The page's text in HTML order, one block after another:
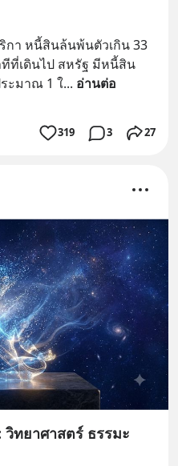
กา หนี้สินล้นพ้นตัวเกิน 33
ที่เดินไป สหรัฐ มีหนี้สิน
ระมาณ 1 ใ... อ่านต่อ
319 3 27
วิทยาศาสตร์ ธรรมะ